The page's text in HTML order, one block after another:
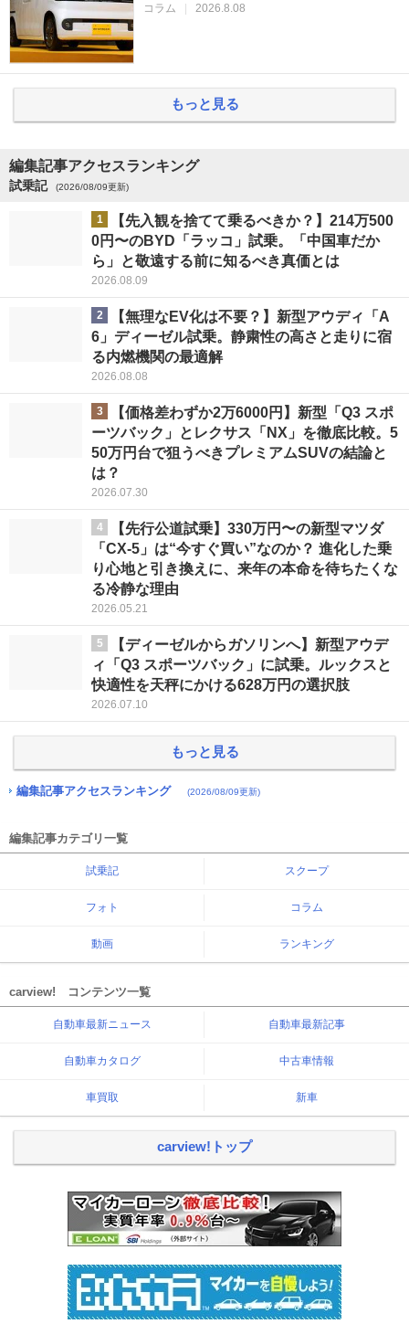
コラム | 2026.8.08
もっと見る
編集記事アクセスランキング
試乗記 (2026/08/09更新)
1
【先入観を捨てて乗るべきか？】214万500
0円〜のBYD「ラッコ」試乗。「中国車だか
ら」と敬遠する前に知るべき真価とは
2026.08.09
2
【無理なEV化は不要？】新型アウディ「A
6」ディーゼル試乗。静粛性の高さと走りに宿
る内燃機関の最適解
2026.08.08
3
【価格差わずか2万6000円】新型「Q3 スポ
ーツバック」とレクサス「NX」を徹底比較。5
50万円台で狙うべきプレミアムSUVの結論と
は？
2026.07.30
4
【先行公道試乗】330万円〜の新型マツダ
「CX-5」は“今すぐ買い”なのか？ 進化した乗
り心地と引き換えに、来年の本命を待ちたくな
る冷静な理由
2026.05.21
5
【ディーゼルからガソリンへ】新型アウデ
ィ「Q3 スポーツバック」に試乗。ルックスと
快適性を天秤にかける628万円の選択肢
2026.07.10
もっと見る
編集記事アクセスランキング (2026/08/09更新)
編集記事カテゴリ一覧
試乗記 スクープ
フォト コラム
動画 ランキング
carview! コンテンツ一覧
自動車最新ニュース 自動車最新記事
自動車カタログ 中古車情報
車買取 新車
carview!トップ